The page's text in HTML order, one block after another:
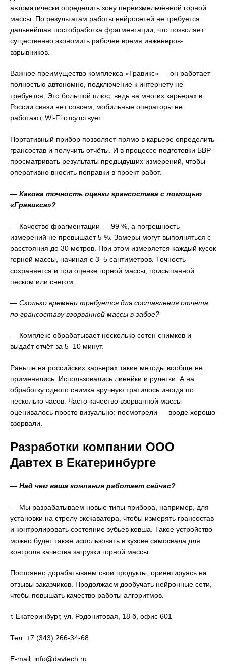
автоматически определить зону переизмельчённой горной
массы. По результатам работы нейросетей не требуется
дальнейшая постобработка фрагментации, что позволяет
существенно экономить рабочее время инженеров-
взрывников.
Важное преимущество комплекса «Гравикс» — он работает
полностью автономно, подключение к интернету не
требуется. Это большой плюс, ведь на многих карьерах в
России связи нет совсем, мобильные операторы не
работают, Wi-Fi отсутствует.
Портативный прибор позволяет прямо в карьере определить
грансостав и получить отчёты. И в процессе подготовки БВР
просматривать результаты предыдущих измерений, чтобы
оперативно вносить поправки в проект работ.
— Какова точность оценки грансостава с помощью
«Гравикса»?
— Качество фрагментации — 99 %, а погрешность
измерений не превышает 5 %. Замеры могут выполняться с
расстояния до 30 метров. При этом измеряется каждый кусок
горной массы, начиная с 3–5 сантиметров. Точность
сохраняется и при оценке горной массы, присыпанной
песком или снегом.
— Сколько времени требуется для составления отчёта
по грансоставу взорванной массы в забое?
— Комплекс обрабатывает несколько сотен снимков и
выдаёт отчёт за 5–10 минут.
Раньше на российских карьерах такие методы вообще не
применялись. Использовались линейки и рулетки. А на
обработку одного снимка вручную тратилось иногда по
несколько часов. Часто качество взорванной массы
оценивалось просто визуально: посмотрели — вроде хорошо
взорвали.
Разработки компании ООО
Давтех в Екатеринбурге
— Над чем ваша компания работает сейчас?
— Мы разрабатываем новые типы прибора, например, для
установки на стрелу экскаватора, чтобы измерять грансостав
и контролировать состояние зубьев ковша. Такое устройство
можно будет также использовать в кузове самосвала для
контроля качества загрузки горной массы.
Постоянно дорабатываем свои продукты, ориентируясь на
отзывы заказчиков. Продолжаем дообучать нейронные сети,
чтобы повышать качество работы алгоритмов.
г. Екатеринбург, ул. Родонитовая, 18 б, офис 601
Тел. +7 (343) 266-34-68
E-mail: info@davtech.ru